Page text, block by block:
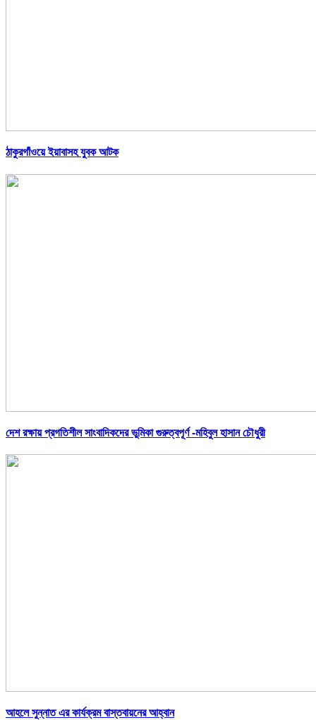
ঠাকুরগাঁওয়ে ইয়াবাসহ যুবক আটক
দেশ রক্ষায় প্রগতিশীল সাংবাদিকদের ভুমিকা গুরুত্বপূর্ণ -মহিবুল হাসান চৌধুরী
আহলে সুন্নাত এর কার্যক্রম বাস্তবায়নের আহ্বান